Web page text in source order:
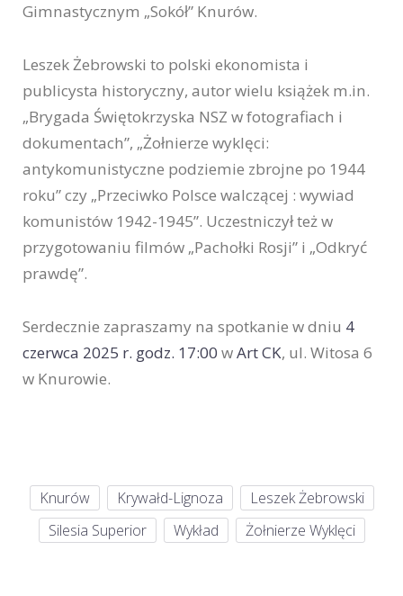
Gimnastycznym „Sokół” Knurów.
Leszek Żebrowski to polski ekonomista i
publicysta historyczny, autor wielu książek m.in.
„Brygada Świętokrzyska NSZ w fotografiach i
dokumentach”, „Żołnierze wyklęci:
antykomunistyczne podziemie zbrojne po 1944
roku” czy „Przeciwko Polsce walczącej : wywiad
komunistów 1942-1945”. Uczestniczył też w
przygotowaniu filmów „Pachołki Rosji” i „Odkryć
prawdę”.
Serdecznie zapraszamy na spotkanie w dniu 4
czerwca 2025 r. godz. 17:00 wArt CK, ul. Witosa 6
w Knurowie.
Knurów Krywałd-Lignoza
Leszek Żebrowski
Silesia Superior
Wykład Żołnierze Wyklęci